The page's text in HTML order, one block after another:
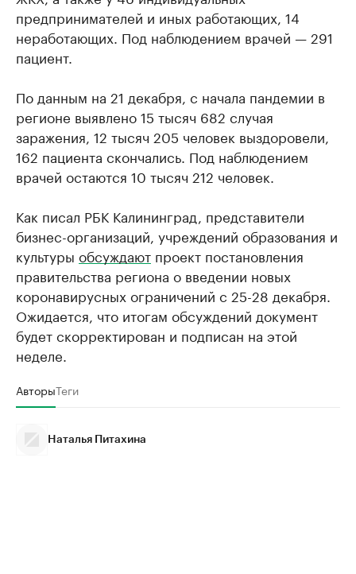
предпринимателей и иных работающих, 14
неработающих. Под наблюдением врачей — 291
пациент.
По данным на 21 декабря, с начала пандемии в
регионе выявлено 15 тысяч 682 случая
заражения, 12 тысяч 205 человек выздоровели,
162 пациента скончались. Под наблюдением
врачей остаются 10 тысяч 212 человек.
Как писал РБК Калининград, представители
бизнес-организаций, учреждений образования и
культуры обсуждают проект постановления
правительства региона о введении новых
коронавирусных ограничений с 25-28 декабря.
Ожидается, что итогам обсуждений документ
будет скорректирован и подписан на этой
неделе.
АвторыТеги
Наталья Питахина